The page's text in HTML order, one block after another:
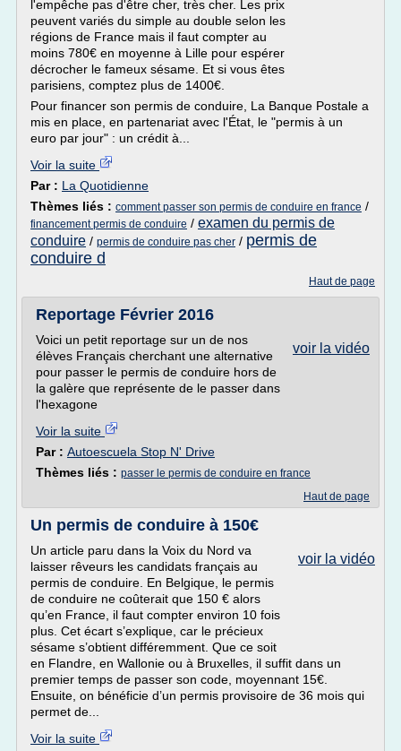
l'empêche pas d'être cher, très cher. Les prix
peuvent variés du simple au double selon les
régions de France mais il faut compter au
moins 780€ en moyenne à Lille pour espérer
décrocher le fameux sésame. Et si vous êtes
parisiens, comptez plus de 1400€.
Pour financer son permis de conduire, La Banque Postale a
mis en place, en partenariat avec l'État, le "permis à un
euro par jour" : un crédit à...
Voir la suite
Par : La Quotidienne
Thèmes liés : comment passer son permis de conduire en france /
financement permis de conduire / examen du permis de
conduire / permis de conduire pas cher / permis de
conduire d
Haut de page
Reportage Février 2016
voir la vidéo
Voici un petit reportage sur un de nos
élèves Français cherchant une alternative
pour passer le permis de conduire hors de
la galère que représente de le passer dans
l'hexagone
Voir la suite
Par : Autoescuela Stop N' Drive
Thèmes liés : passer le permis de conduire en france
Haut de page
Un permis de conduire à 150€
voir la vidéo
Un article paru dans la Voix du Nord va
laisser rêveurs les candidats français au
permis de conduire. En Belgique, le permis
de conduire ne coûterait que 150 € alors
qu’en France, il faut compter environ 10 fois
plus. Cet écart s’explique, car le précieux
sésame s’obtient différemment. Que ce soit
en Flandre, en Wallonie ou à Bruxelles, il suffit dans un
premier temps de passer son code, moyennant 15€.
Ensuite, on bénéficie d’un permis provisoire de 36 mois qui
permet de...
Voir la suite